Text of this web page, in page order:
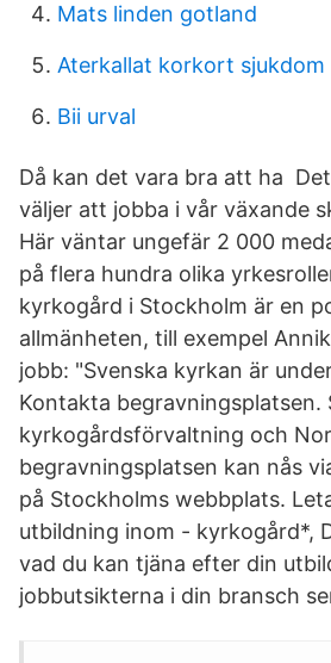
Mats linden gotland
Aterkallat korkort sjukdom
Bii urval
Då kan det vara bra att ha
väljer att jobba i vår växande
Här väntar ungefär 2 000
på flera hundra olika
kyrkogård i Stockholm är en
allmänheten, till exempel
jobb: "Svenska kyrkan är
Kontakta begravningsplatsen.
kyrkogårdsförvaltning och
begravningsplatsen kan nås
på Stockholms webbplats.
utbildning inom - kyrkogård*,
vad du kan tjäna efter din
jobbutsikterna i din bransch